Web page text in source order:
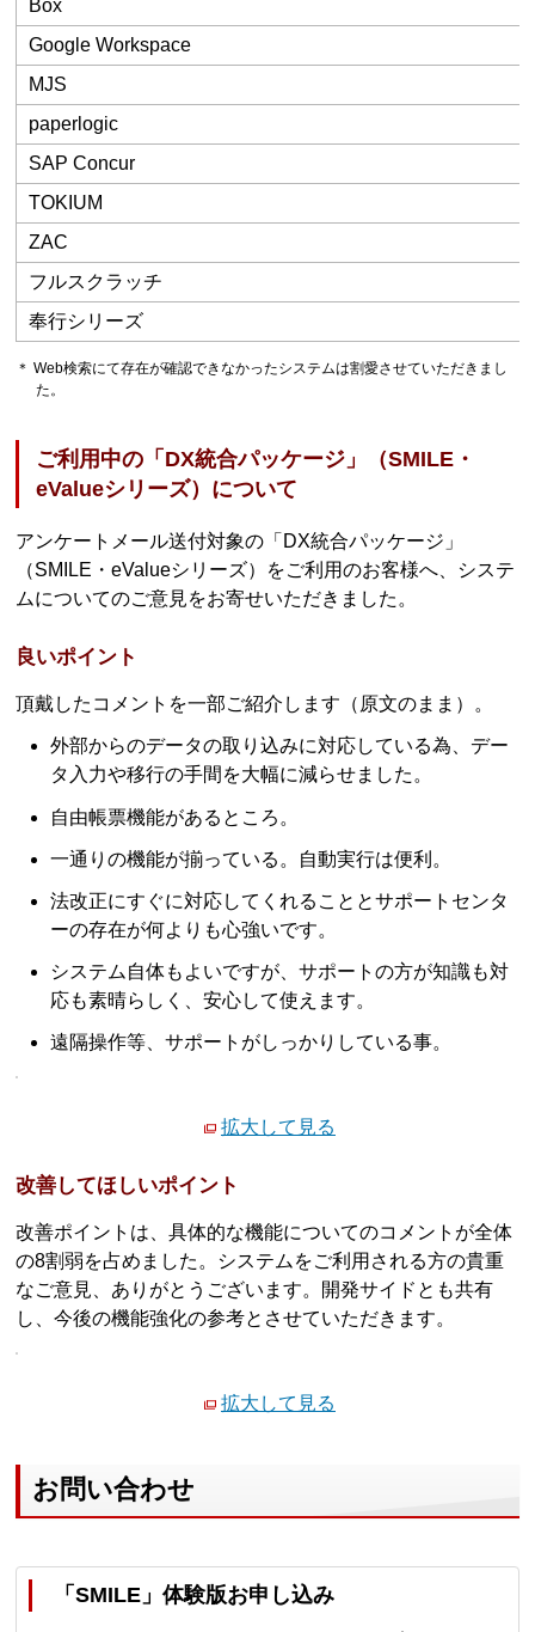
Box
Google Workspace
MJS
paperlogic
SAP Concur
TOKIUM
ZAC
フルスクラッチ
奉行シリーズ
＊ Web検索にて存在が確認できなかったシステムは割愛させていただきまし
た。
ご利用中の「DX統合パッケージ」（SMILE・
eValueシリーズ）について
アンケートメール送付対象の「DX統合パッケージ」
（SMILE・eValueシリーズ）をご利用のお客様へ、システ
ムについてのご意見をお寄せいただきました。
良いポイント
頂戴したコメントを一部ご紹介します（原文のまま）。
外部からのデータの取り込みに対応している為、デー
タ入力や移行の手間を大幅に減らせました。
自由帳票機能があるところ。
一通りの機能が揃っている。自動実行は便利。
法改正にすぐに対応してくれることとサポートセンタ
ーの存在が何よりも心強いです。
システム自体もよいですが、サポートの方が知識も対
応も素晴らしく、安心して使えます。
遠隔操作等、サポートがしっかりしている事。
拡大して見る
改善してほしいポイント
改善ポイントは、具体的な機能についてのコメントが全体
の8割弱を占めました。システムをご利用される方の貴重
なご意見、ありがとうございます。開発サイドとも共有
し、今後の機能強化の参考とさせていただきます。
拡大して見る
お問い合わせ
「SMILE」体験版お申し込み